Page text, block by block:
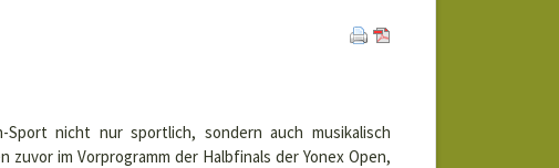
nicht nur sportlich, sondern auch musikalisch
im Vorprogramm der Halbfinals der Yonex Open,